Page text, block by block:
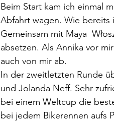
Beim Start kam ich einmal
Abfahrt wagen. Wie bereits
Gemeinsam mit Maya
absetzen. Als Annika vor
auch von mir ab.
In der zweitletzten Runde
und Jolanda Neff. Sehr
bei einem Weltcup die
bei jedem Bikerennen aufs